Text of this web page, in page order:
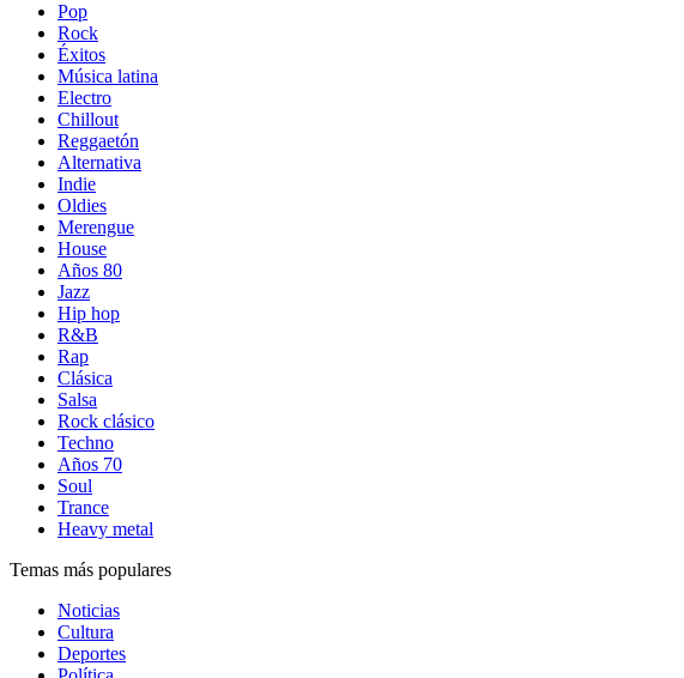
Pop
Rock
Éxitos
Música latina
Electro
Chillout
Reggaetón
Alternativa
Indie
Oldies
Merengue
House
Años 80
Jazz
Hip hop
R&B
Rap
Clásica
Salsa
Rock clásico
Techno
Años 70
Soul
Trance
Heavy metal
Temas más populares
Noticias
Cultura
Deportes